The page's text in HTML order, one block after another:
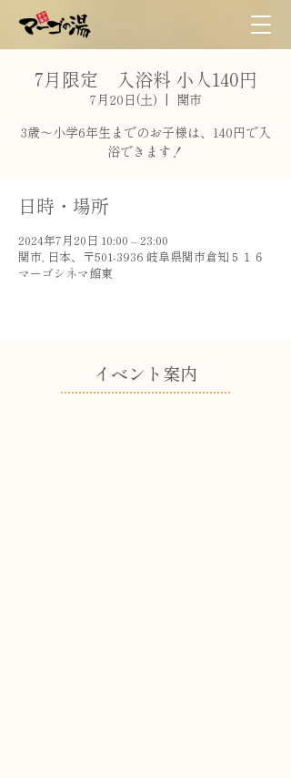
7月限定 入浴料 小人140円
7月20日(土)
  |
関市
3歳〜小学6年生までのお子様は、140円で入
浴できます！
日時・場所
2024年7月20日 10:00 – 23:00
関市, 日本、〒501-3936 岐阜県関市倉知５１６
マーゴシネマ館東
​イベント案内